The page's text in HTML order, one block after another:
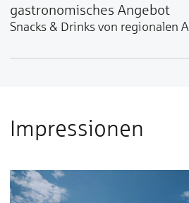
gastronomisches Angebot
Snacks & Drinks von regionalen
Impressionen